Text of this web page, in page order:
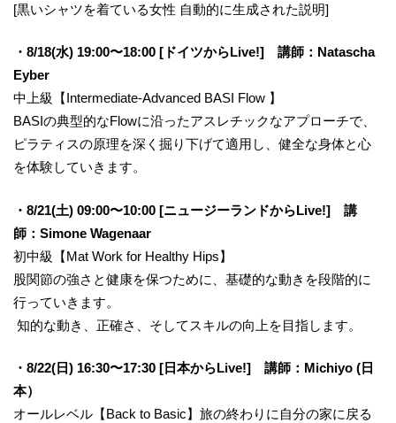
[黒いシャツを着ている女性 自動的に生成された説明]
・8/18(水) 19:00〜18:00 [ドイツからLive!] 講師：Natascha
Eyber
中上級【Intermediate-Advanced BASI Flow 】
BASIの典型的なFlowに沿ったアスレチックなアプローチで、
ピラティスの原理を深く掘り下げて適用し、健全な身体と心
を体験していきます。
・8/21(土) 09:00〜10:00 [ニュージーランドからLive!] 講
師：Simone Wagenaar
初中級【Mat Work for Healthy Hips】
股関節の強さと健康を保つために、基礎的な動きを段階的に
行っていきます。
知的な動き、正確さ、そしてスキルの向上を目指します。
・8/22(日) 16:30〜17:30 [日本からLive!] 講師：Michiyo (日
本）
オールレベル【Back to Basic】旅の終わりに自分の家に戻る